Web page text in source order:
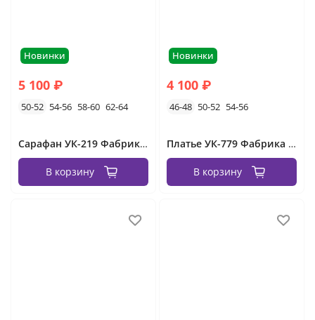
Новинки
5 100 ₽
50-52 54-56 58-60 62-64
Сарафан УК-219 Фабрика Моды
В корзину
Новинки
4 100 ₽
46-48 50-52 54-56
Платье УК-779 Фабрика Моды
В корзину